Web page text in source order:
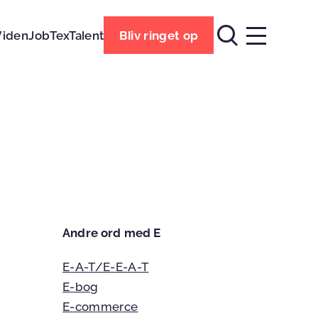
JobTexTalent Bliv ringet op
Andre ord med E
E-A-T/E-E-A-T
E-bog
E-commerce